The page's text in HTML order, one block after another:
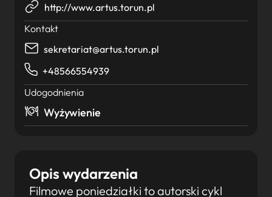
Opis wydarzenia
Filmowe poniedziałki to autorski cykl
http://www.artus.torun.pl
Kontakt
sekretariat@artus.torun.pl
+48566554939
Udogodnienia
Wyżywienie